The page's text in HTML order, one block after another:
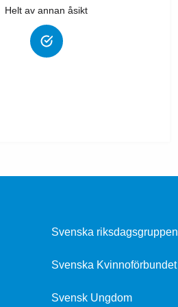
Helt av annan åsikt
Svenska riksdagsgruppen
Svenska Kvinnoförbundet
Svensk Ungdom